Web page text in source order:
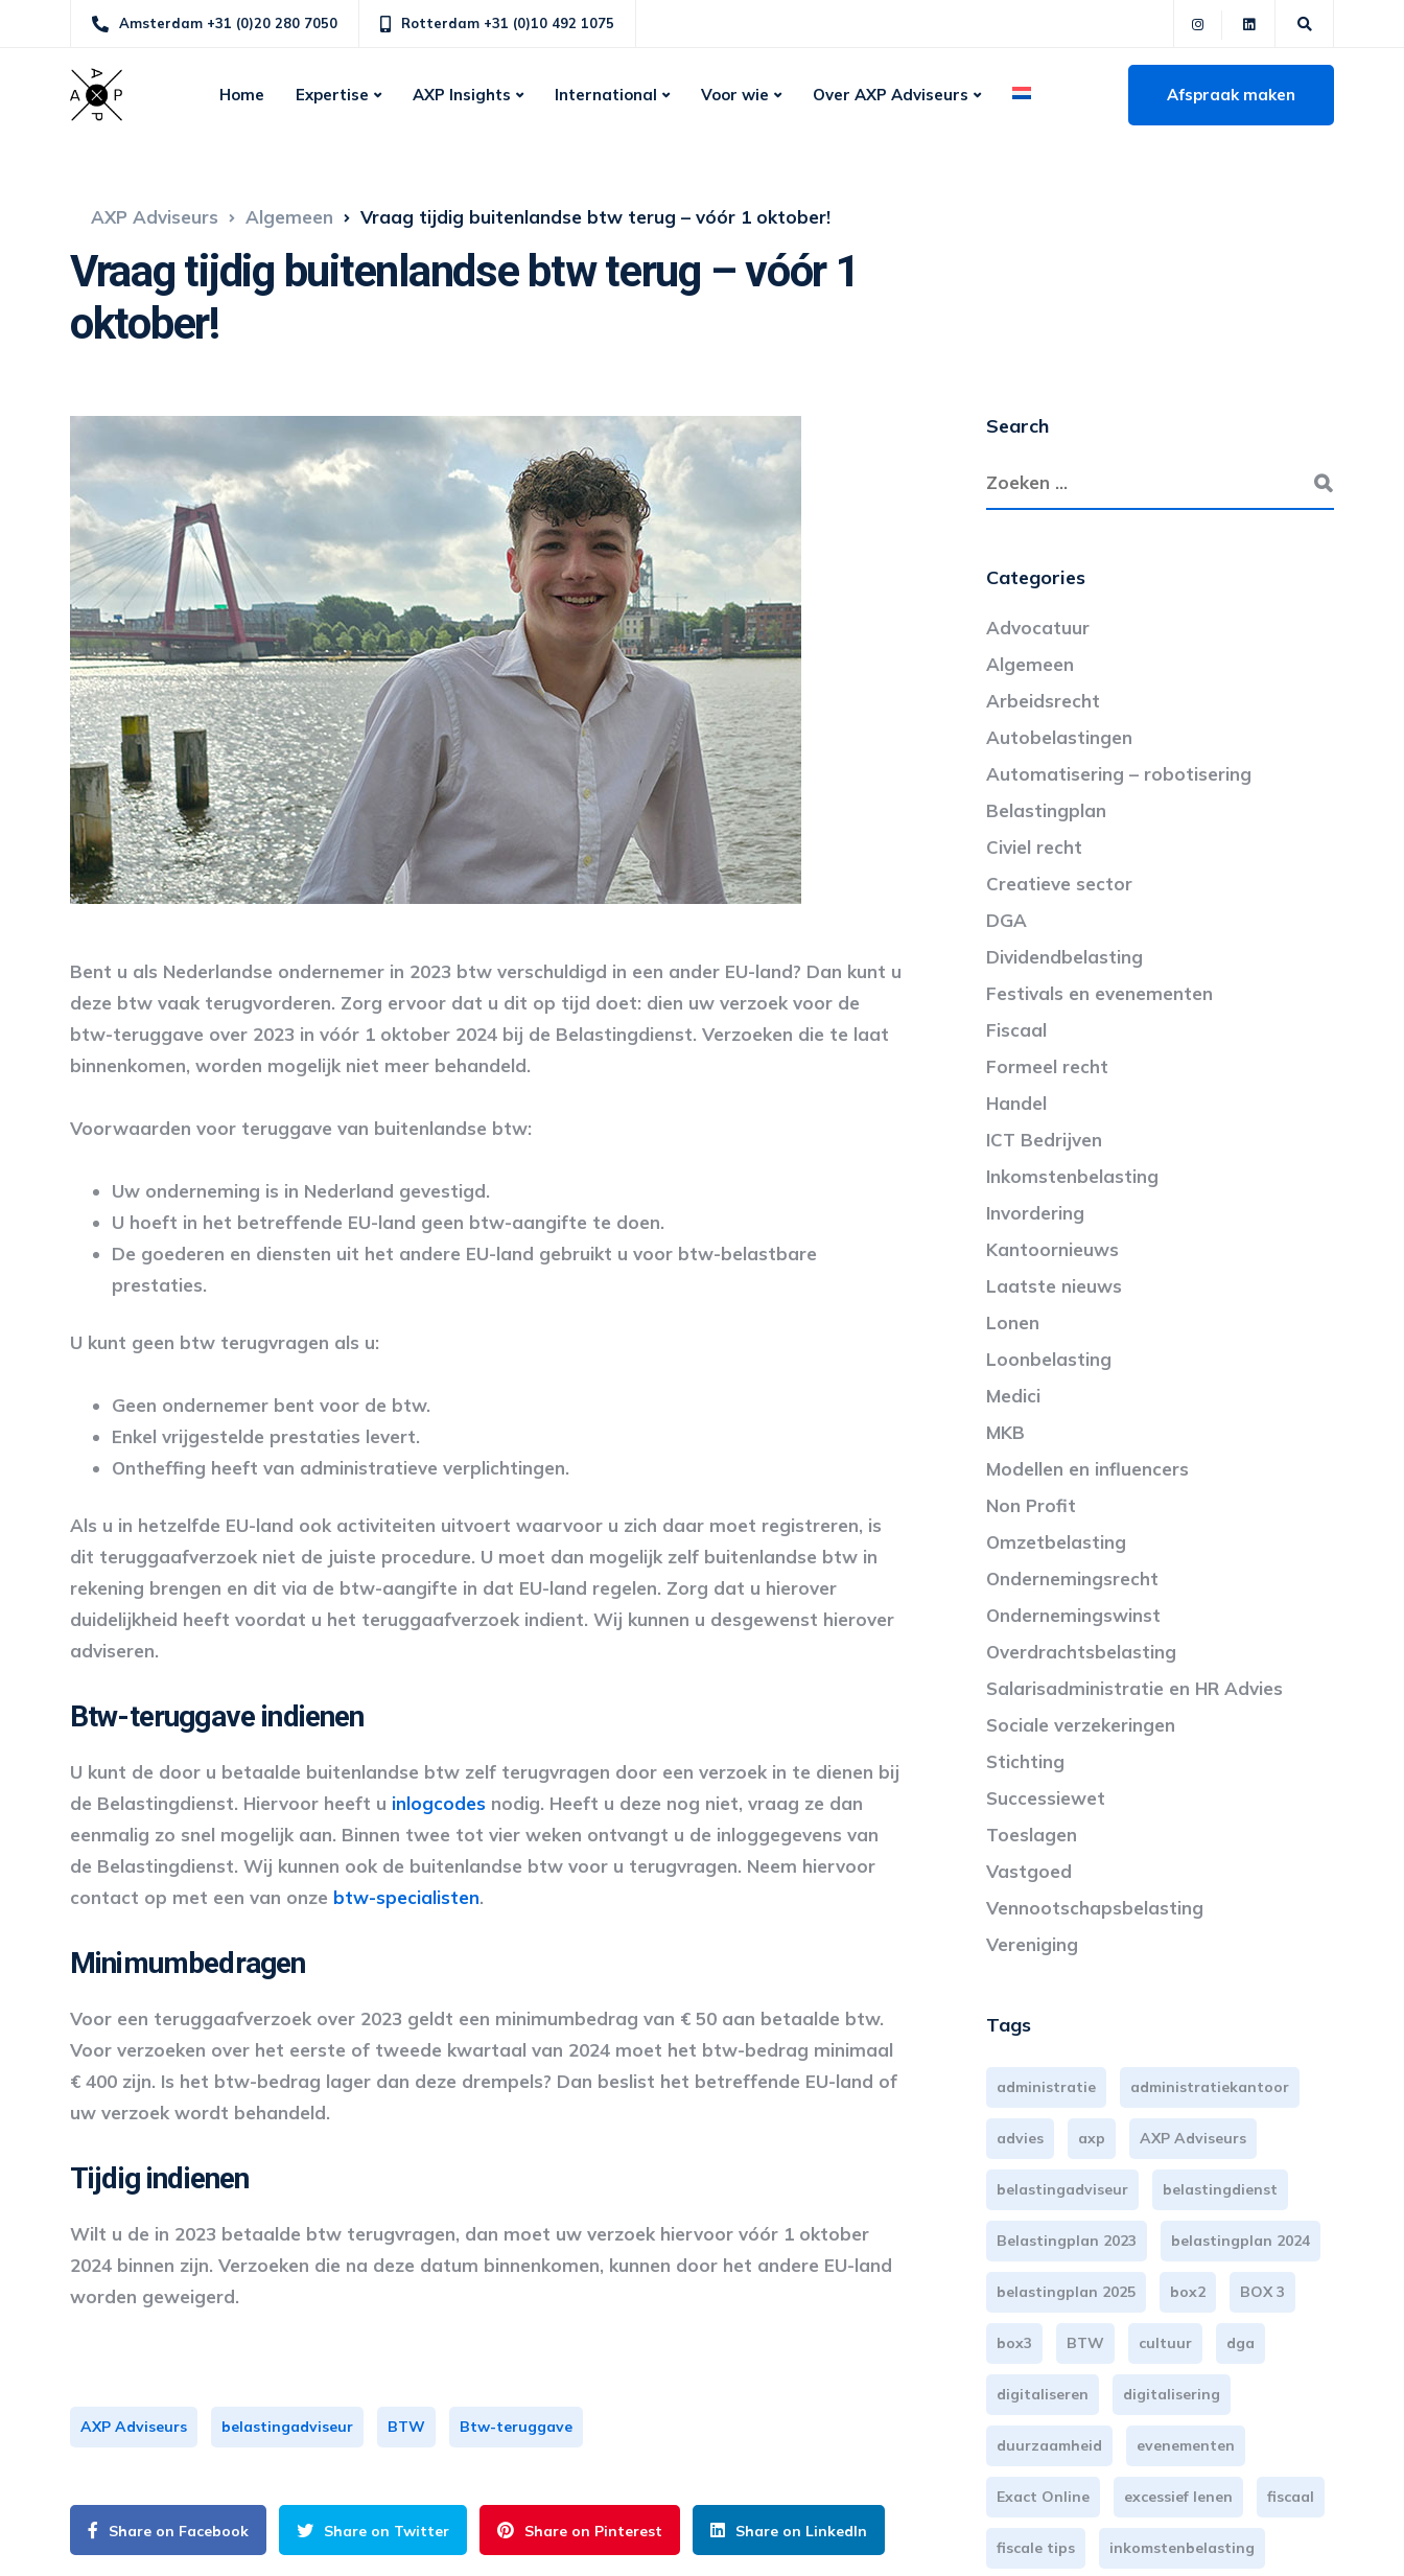
Amsterdam +31 (0)20 280 7050 Rotterdam +31 (0)10 492 1075
Home Expertise AXP Insights International Voor wie Over AXP Adviseurs Afspraak maken
AXP Adviseurs Algemeen Vraag tijdig buitenlandse btw terug – vóór 1 oktober!
Vraag tijdig buitenlandse btw terug – vóór 1
oktober!
Bent u als Nederlandse ondernemer in 2023 btw verschuldigd in een ander EU-land? Dan kunt u
deze btw vaak terugvorderen. Zorg ervoor dat u dit op tijd doet: dien uw verzoek voor de
btw-teruggave over 2023 in vóór 1 oktober 2024 bij de Belastingdienst. Verzoeken die te laat
binnenkomen, worden mogelijk niet meer behandeld.
Voorwaarden voor teruggave van buitenlandse btw:
Uw onderneming is in Nederland gevestigd.
U hoeft in het betreffende EU-land geen btw-aangifte te doen.
De goederen en diensten uit het andere EU-land gebruikt u voor btw-belastbare
prestaties.
U kunt geen btw terugvragen als u:
Geen ondernemer bent voor de btw.
Enkel vrijgestelde prestaties levert.
Ontheffing heeft van administratieve verplichtingen.
Als u in hetzelfde EU-land ook activiteiten uitvoert waarvoor u zich daar moet registreren, is
dit teruggaafverzoek niet de juiste procedure. U moet dan mogelijk zelf buitenlandse btw in
rekening brengen en dit via de btw-aangifte in dat EU-land regelen. Zorg dat u hierover
duidelijkheid heeft voordat u het teruggaafverzoek indient. Wij kunnen u desgewenst hierover
adviseren.
Btw-teruggave indienen
U kunt de door u betaalde buitenlandse btw zelf terugvragen door een verzoek in te dienen bij
de Belastingdienst. Hiervoor heeft u inlogcodes nodig. Heeft u deze nog niet, vraag ze dan
eenmalig zo snel mogelijk aan. Binnen twee tot vier weken ontvangt u de inloggegevens van
de Belastingdienst. Wij kunnen ook de buitenlandse btw voor u terugvragen. Neem hiervoor
contact op met een van onze btw-specialisten.
Minimumbedragen
Voor een teruggaafverzoek over 2023 geldt een minimumbedrag van € 50 aan betaalde btw.
Voor verzoeken over het eerste of tweede kwartaal van 2024 moet het btw-bedrag minimaal
€ 400 zijn. Is het btw-bedrag lager dan deze drempels? Dan beslist het betreffende EU-land of
uw verzoek wordt behandeld.
Tijdig indienen
Wilt u de in 2023 betaalde btw terugvragen, dan moet uw verzoek hiervoor vóór 1 oktober
2024 binnen zijn. Verzoeken die na deze datum binnenkomen, kunnen door het andere EU-land
worden geweigerd.
AXP Adviseurs belastingadviseur BTW Btw-teruggave
Share on Facebook Share on Twitter Share on Pinterest Share on LinkedIn
Search
Categories
Advocatuur
Algemeen
Arbeidsrecht
Autobelastingen
Automatisering – robotisering
Belastingplan
Civiel recht
Creatieve sector
DGA
Dividendbelasting
Festivals en evenementen
Fiscaal
Formeel recht
Handel
ICT Bedrijven
Inkomstenbelasting
Invordering
Kantoornieuws
Laatste nieuws
Lonen
Loonbelasting
Medici
MKB
Modellen en influencers
Non Profit
Omzetbelasting
Ondernemingsrecht
Ondernemingswinst
Overdrachtsbelasting
Salarisadministratie en HR Advies
Sociale verzekeringen
Stichting
Successiewet
Toeslagen
Vastgoed
Vennootschapsbelasting
Vereniging
Tags
administratie administratiekantoor
advies axp AXP Adviseurs
belastingadviseur belastingdienst
Belastingplan 2023 belastingplan 2024
belastingplan 2025 box2 BOX 3
box3 BTW cultuur dga
digitaliseren digitalisering
duurzaamheid evenementen
Exact Online excessief lenen fiscaal
fiscale tips inkomstenbelasting